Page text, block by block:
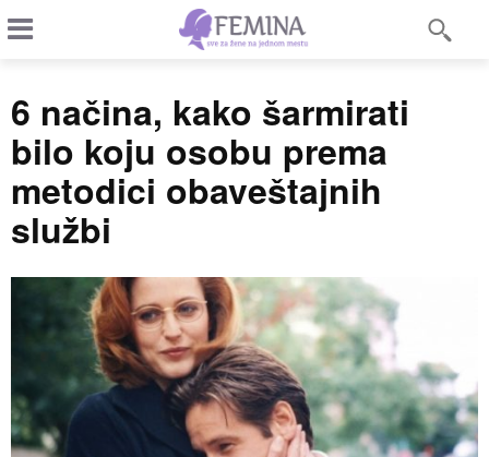
6 načina, kako šarmirati
bilo koju osobu prema
metodici obaveštajnih
službi